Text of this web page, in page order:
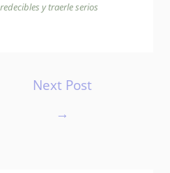
y traerle serios
Next Post
→